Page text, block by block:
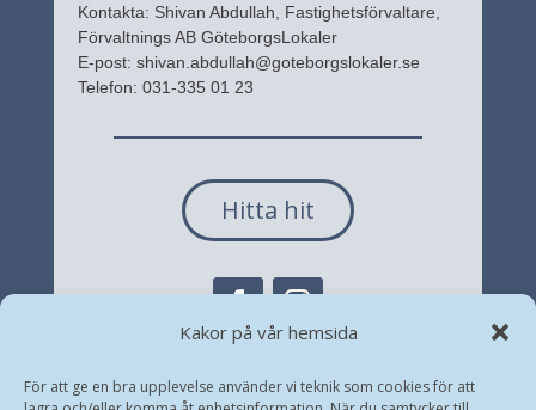
Kakor på vår hemsida
För att ge en bra upplevelse använder vi teknik som cookies för att
Kontakta: Shivan Abdullah, Fastighetsförvaltare,
Förvaltnings AB GöteborgsLokaler
E-post: shivan.abdullah@goteborgslokaler.se
Telefon: 031-335 01 23
Hitta hit
FacebookInstagram
Cookies och personuppgifter
Vårväderstorget i Tillgänglighetsdatabasen